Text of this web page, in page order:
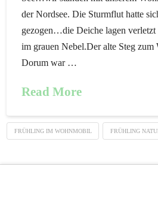
der Nordsee. Die Sturmflut hatte
gezogen…die Deiche lagen
im grauen Nebel.Der alte Steg zum
Dorum war …
Read More
FRÜHLING IM WOHNMOBIL FRÜHLING